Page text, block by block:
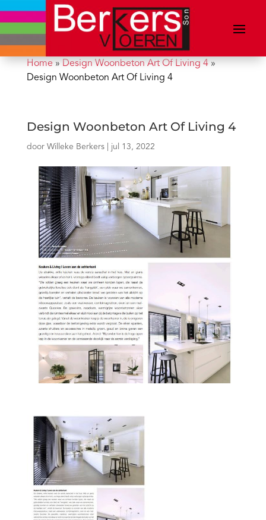
Home» Design Woonbeton Art Of Living 4»
Design Woonbeton Art Of Living 4
Design Woonbeton Art Of Living 4
door Willeke Berkers| jul 13, 2022